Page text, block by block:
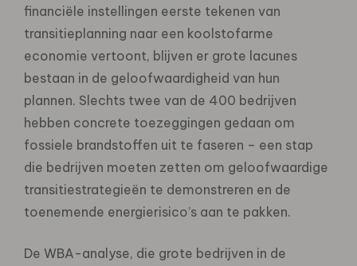
financiële instellingen eerste tekenen van
transitieplanning naar een koolstofarme
economie vertoont, blijven er grote lacunes
bestaan ​​in de geloofwaardigheid van hun
plannen. Slechts twee van de 400 bedrijven
hebben concrete toezeggingen gedaan om
fossiele brandstoffen uit te faseren – een stap
die bedrijven moeten zetten om geloofwaardige
transitiestrategieën te demonstreren en de
toenemende energierisico’s aan te pakken.
De WBA-analyse, die grote bedrijven in de